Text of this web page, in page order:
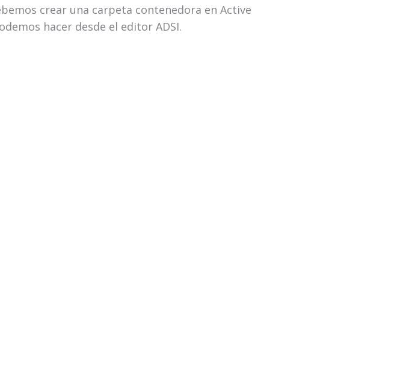
crear una carpeta contenedora en Active
hacer desde el editor ADSI.